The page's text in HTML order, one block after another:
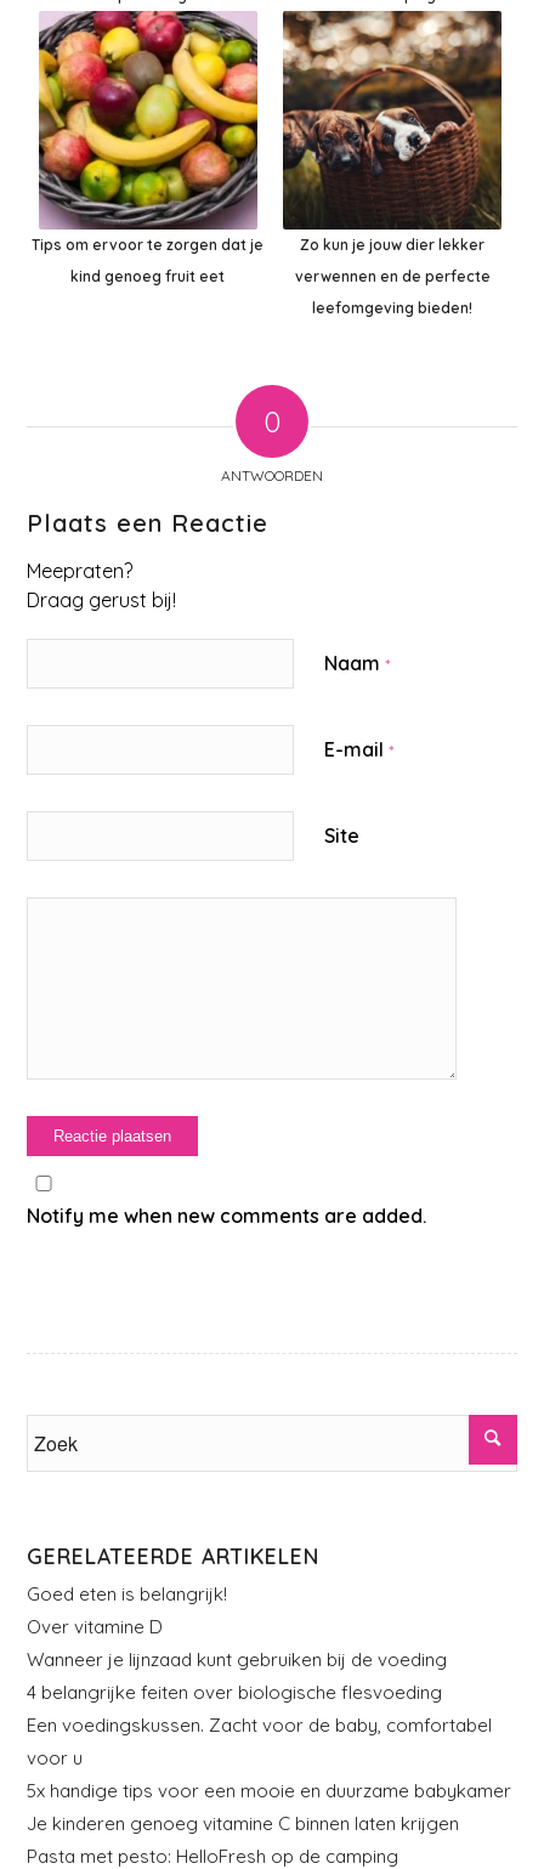
Tips om ervoor te zorgen dat je
kind genoeg fruit eet
Zo kun je jouw dier lekker
verwennen en de perfecte
leefomgeving bieden!
0
ANTWOORDEN
Plaats een Reactie
Meepraten?
Draag gerust bij!
Naam*
E-mail*
Site
Notify me when new comments are added.
GERELATEERDE ARTIKELEN
Goed eten is belangrijk!
Over vitamine D
Wanneer je lijnzaad kunt gebruiken bij de voeding
4 belangrijke feiten over biologische flesvoeding
Een voedingskussen. Zacht voor de baby, comfortabel
voor u
5x handige tips voor een mooie en duurzame babykamer
Je kinderen genoeg vitamine C binnen laten krijgen
Pasta met pesto: HelloFresh op de camping